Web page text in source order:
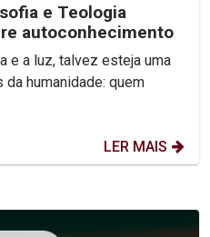
e Teologia
autoconhecimento
e a luz, talvez esteja uma
humanidade: quem
LER MAIS